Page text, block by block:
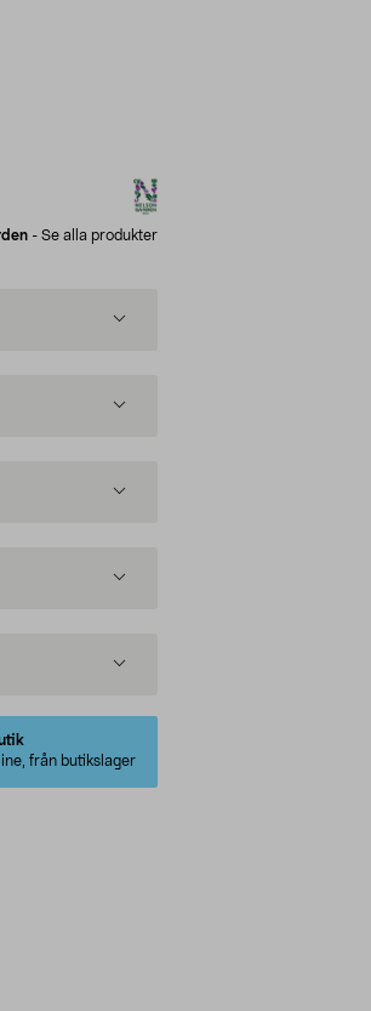
- Se alla produkter
från butikslager